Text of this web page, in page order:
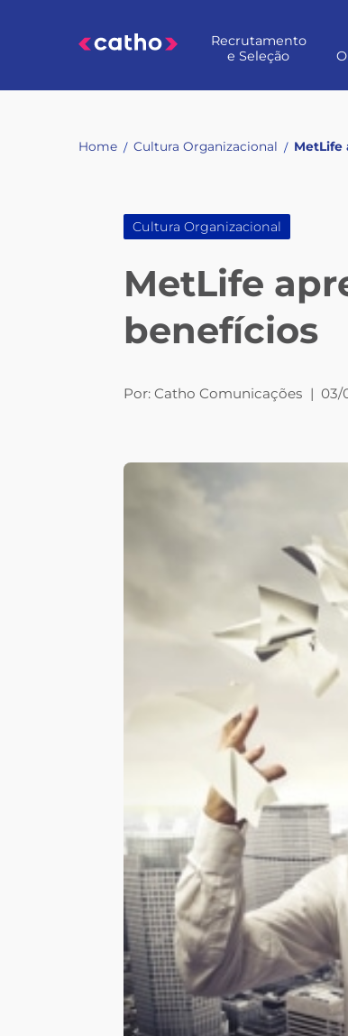
Recrutamento
e Seleção
Home / Cultura Organizacional / MetLife
Cultura Organizacional
MetLife
benefícios
Por: Catho Comunicações | 03/